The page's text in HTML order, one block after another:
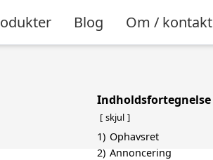
Blog Om / kontakt
Indholdsfortegnelse
skjul
1) Ophavsret
2) Annoncering